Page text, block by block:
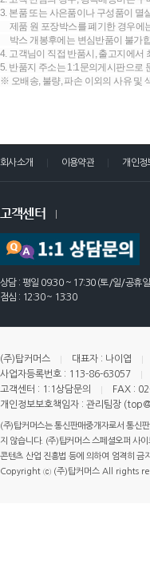
3. 본품 또는 사은품이나 구성품이 멸
제품 원 포장박스를 폐기한 경우에
박스 개봉후에는 변심반품이 불가
4. 고객님이 직접 반품시, 출고지에서
5. 반품지 주소는 1:1문의게시판으로
※ 오배송, 불량, 파손 이외의 사유 및
회사소개 이용약관 개인정
고객센터
상담 : 평일 09:30 ~ 17:30 (토/일/공휴
점심 : 12:30 ~ 13:30
(주)탑커머스 대표자 : 나이엽
사업자등록번호 : 113-86-63057
고객센터 : 1:1상담문의
FAX :
개인정보보호책임자 : 관리팀장
(주)탑커머스는 통신판매중개자로서 통신
지 않습니다. (주)탑커머스 스페셜오퍼 사
콘텐츠 산업 진흥법 등에 의하여 엄격히 금
Copyright ⓒ (주)탑커머스 All rights